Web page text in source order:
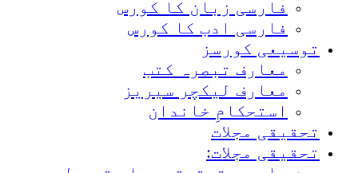
فارسی زبان کا کورس
فارسی ادب کا کورس
توسیعی کورسز
معارف تبصرہ کتب
معارف لیکچر سیریز
استحکامِ خاندان
تحقیقی مجلات
تحقیقی مجلات: